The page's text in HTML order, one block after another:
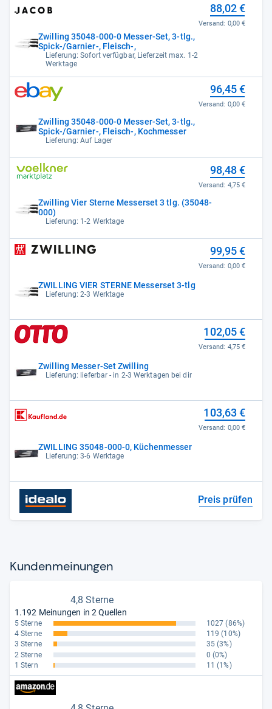
Zwilling 35048-000-0 Messer-Set, 3-tlg.,
Spick-/Garnier-, Fleisch-,
Lieferung: Sofort verfügbar, Lieferzeit max. 1-2
Werktage
88,02 €
Versand: 0,00 €
Zwilling 35048-000-0 Messer-Set, 3-tlg.,
Spick-/Garnier-, Fleisch-, Kochmesser
Lieferung: Auf Lager
96,45 €
Versand: 0,00 €
Zwilling Vier Sterne Messerset 3 tlg. (35048-
000)
Lieferung: 1-2 Werktage
98,48 €
Versand: 4,75 €
ZWILLING VIER STERNE Messerset 3-tlg
Lieferung: 2-3 Werktage
99,95 €
Versand: 0,00 €
Zwilling Messer-Set Zwilling
Lieferung: lieferbar - in 2-3 Werktagen bei dir
102,05 €
Versand: 4,75 €
ZWILLING 35048-000-0, Küchenmesser
Lieferung: 3-6 Werktage
103,63 €
Versand: 0,00 €
Preis prüfen
Kun­den­mei­nun­gen
4,8 Sterne
1.192 Meinungen in 2 Quellen
5 Sterne 1027 (86%)
4 Sterne
119 (10%)
3 Sterne
35 (3%)
2 Sterne
0 (0%)
1 Stern
11 (1%)